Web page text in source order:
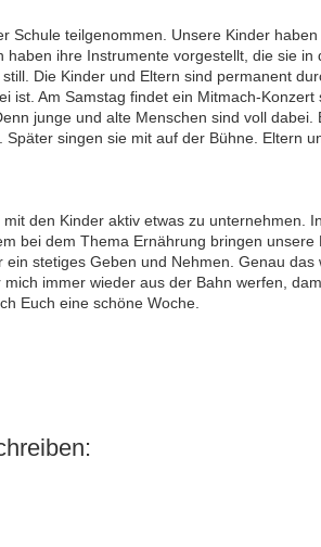
teilgenommen. Unsere Kinder haben
ihre Instrumente vorgestellt, die sie in
Die Kinder und Eltern sind permanent
ist. Am Samstag findet ein Mitmach-Konzert
junge und alte Menschen sind voll dabei.
singen sie mit auf der Bühne. Eltern
den Kinder aktiv etwas zu unternehmen.
bei dem Thema Ernährung bringen unsere
stetiges Geben und Nehmen. Genau das
immer wieder aus der Bahn werfen,
Euch eine schöne Woche.